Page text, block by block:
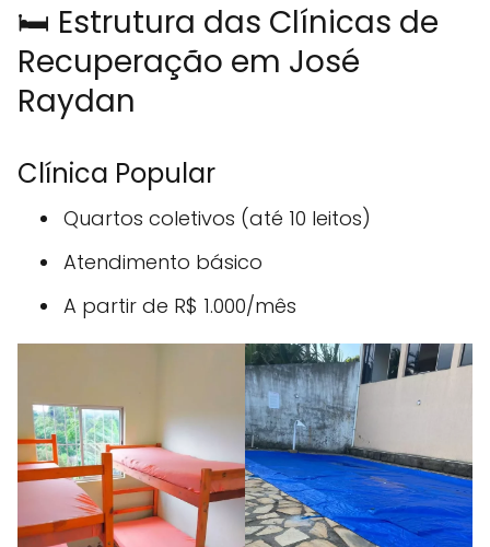
🛏️ Estrutura das Clínicas de
Recuperação em José
Raydan
Clínica Popular
Quartos coletivos (até 10 leitos)
Atendimento básico
A partir de R$ 1.000/mês